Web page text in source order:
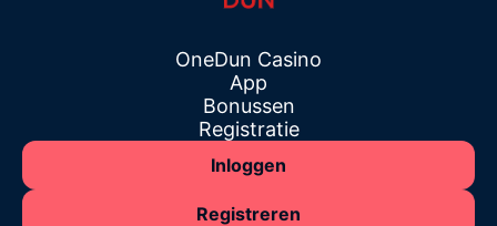
OneDun Casino
App
Bonussen
Registratie
Inloggen
Registreren